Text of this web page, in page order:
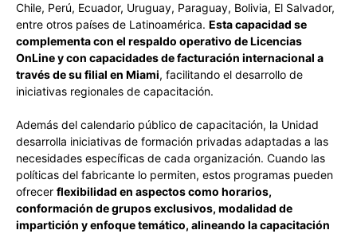
Chile, Perú, Ecuador, Uruguay, Paraguay, Bolivia, El Salvador,
entre otros países de Latinoamérica. Esta capacidad se
complementa con el respaldo operativo de Licencias
OnLine y con capacidades de facturación internacional a
través de su filial en Miami, facilitando el desarrollo de
iniciativas regionales de capacitación.
Además del calendario público de capacitación, la Unidad
desarrolla iniciativas de formación privadas adaptadas a las
necesidades específicas de cada organización. Cuando las
políticas del fabricante lo permiten, estos programas pueden
ofrecer flexibilidad en aspectos como horarios,
conformación de grupos exclusivos, modalidad de
impartición y enfoque temático, alineando la capacitación